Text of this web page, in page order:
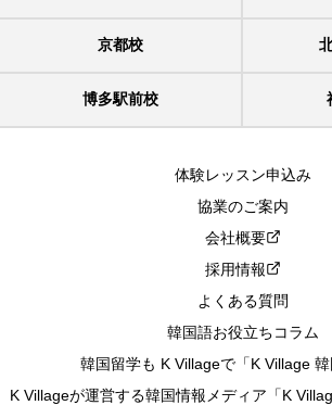
京都校
博多駅前校
体験レッスン申込み
協業のご案内
会社概要
採用情報
よくある質問
韓国語お役立ちコラム
韓国留学も K Villageで「K Village 韓
K Villageが運営する韓国情報メディア「K